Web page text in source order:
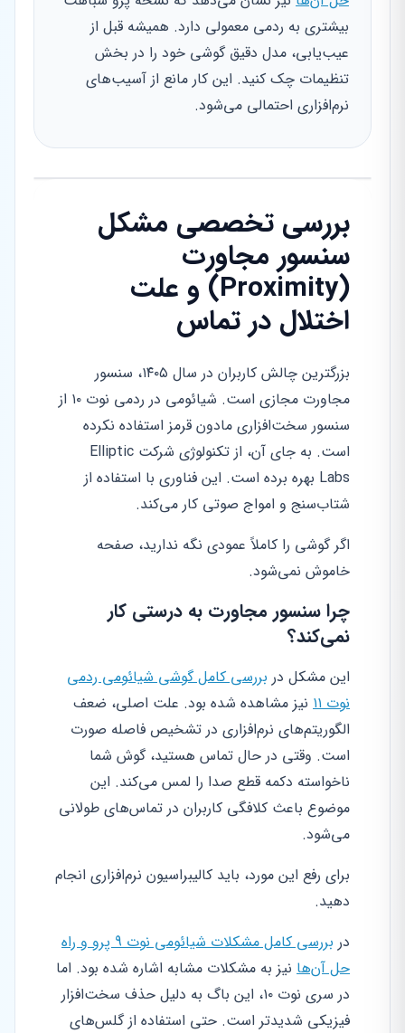
بیشتری به ردمی معمولی دارد. همیشه قبل از
عیب‌یابی، مدل دقیق گوشی خود را در بخش
تنظیمات چک کنید. این کار مانع از آسیب‌های
نرم‌افزاری احتمالی می‌شود.
بررسی تخصصی مشکل
سنسور مجاورت
(Proximity) و علت
اختلال در تماس
بزرگترین چالش کاربران در سال ۱۴۰۵، سنسور
مجاورت مجازی است. شیائومی در ردمی نوت ۱۰ از
سنسور سخت‌افزاری مادون قرمز استفاده نکرده
است. به جای آن، از تکنولوژی شرکت Elliptic
Labs بهره برده است. این فناوری با استفاده از
شتاب‌سنج و امواج صوتی کار می‌کند.
اگر گوشی را کاملاً عمودی نگه ندارید، صفحه
خاموش نمی‌شود.
چرا سنسور مجاورت به درستی کار
نمی‌کند؟
این مشکل در بررسی کامل گوشی شیائومی ردمی
نوت ۱۱
نیز مشاهده شده بود. علت اصلی، ضعف
الگوریتم‌های نرم‌افزاری در تشخیص فاصله صورت
است. وقتی در حال تماس هستید، گوش شما
ناخواسته دکمه قطع صدا را لمس می‌کند. این
موضوع باعث کلافگی کاربران در تماس‌های طولانی
می‌شود.
برای رفع این مورد، باید کالیبراسیون نرم‌افزاری انجام
دهید.
در
بررسی کامل مشکلات شیائومی نوت 9 پرو و راه
حل آن‌ها نیز به مشکلات مشابه اشاره شده بود. اما
در سری نوت ۱۰، این باگ به دلیل حذف سخت‌افزار
فیزیکی شدیدتر است. حتی استفاده از گلس‌های